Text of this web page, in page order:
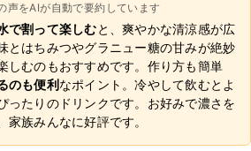
声をAIが自動で要約しています
で割って楽しむと、爽やかな清涼感が広
とはちみつやグラニュー糖の甘みが絶妙
しむのもおすすめです。作り方も簡単
のも便利なポイント。冷やして飲むとよ
ったりのドリンクです。お好みで濃さを
族みんなに好評です。